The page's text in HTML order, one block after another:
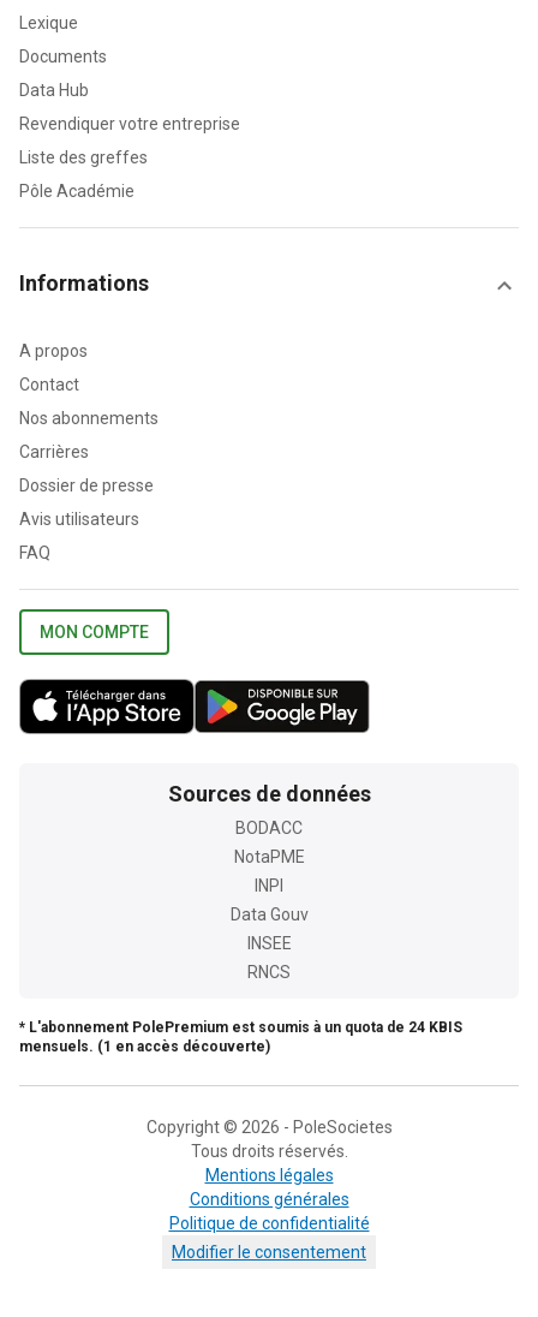
Lexique
Documents
Data Hub
Revendiquer votre entreprise
Liste des greffes
Pôle Académie
Informations
A propos
Contact
Nos abonnements
Carrières
Dossier de presse
Avis utilisateurs
FAQ
MON COMPTE
Sources de données
BODACC
NotaPME
INPI
Data Gouv
INSEE
RNCS
* L'abonnement PolePremium est soumis à un quota de 24 KBIS
mensuels. (1 en accès découverte)
Copyright © 2026 - PoleSocietes
Tous droits réservés.
Mentions légales
Conditions générales
Politique de confidentialité
Modifier le consentement